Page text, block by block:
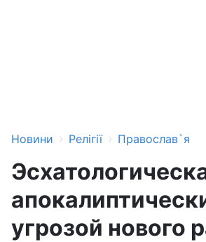
Новини › Релігії › Православ`я
угрозой нового